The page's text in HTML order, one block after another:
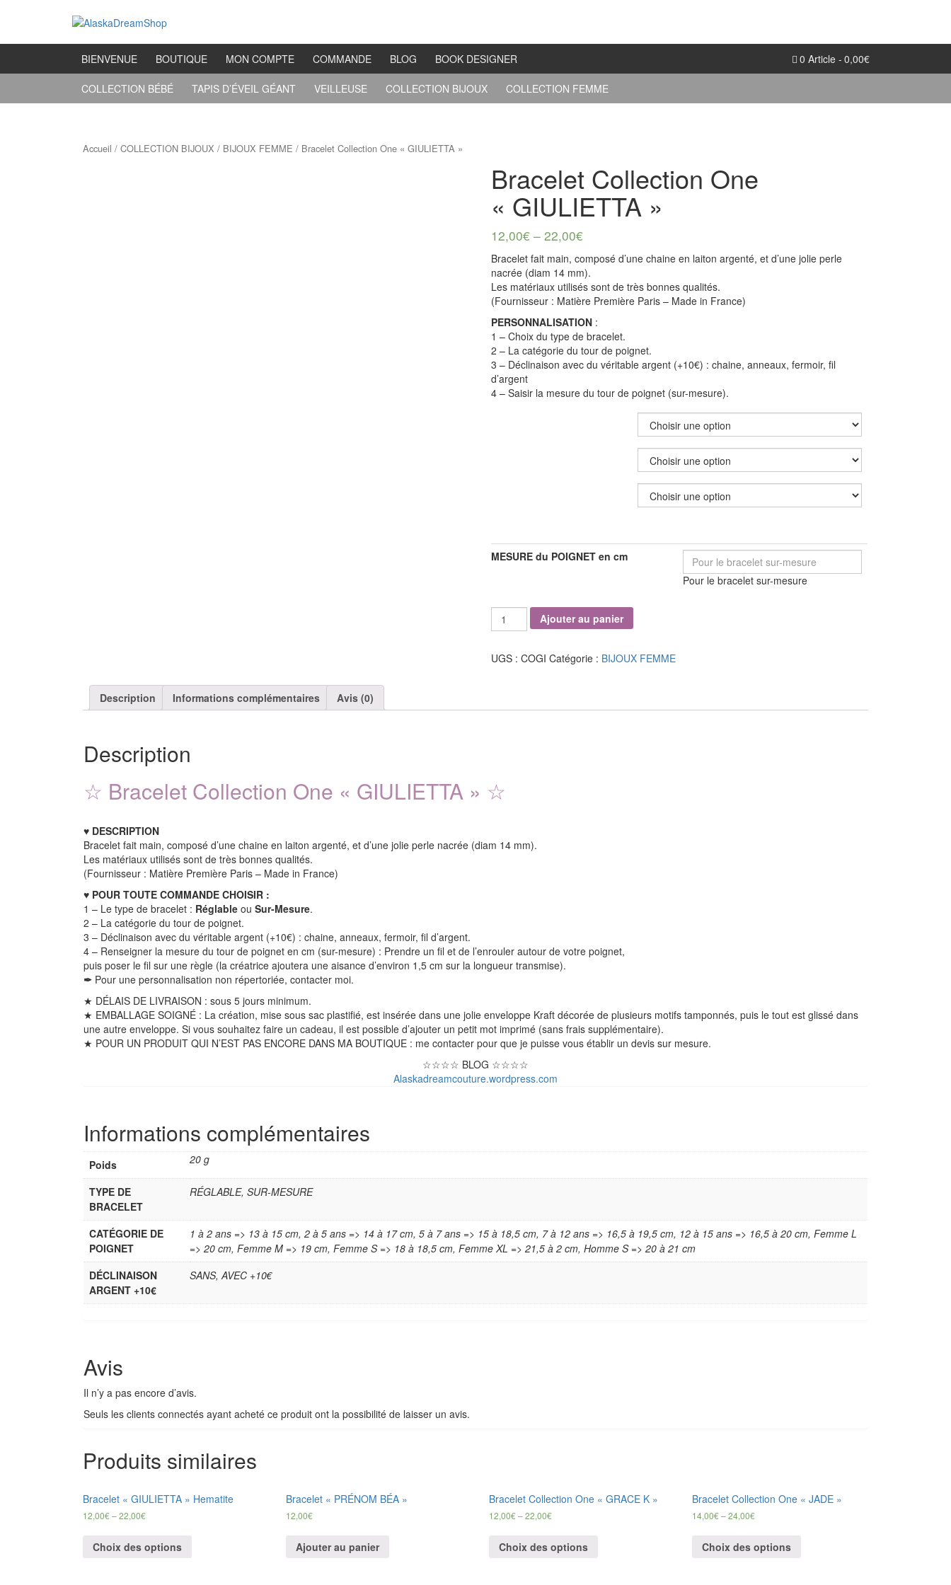
BIENVENUE BOUTIQUE MON COMPTE COMMANDE BLOG BOOK DESIGNER 0 Article 0,00€
COLLECTION BÉBÉ TAPIS D’ÉVEIL GÉANT VEILLEUSE COLLECTION BIJOUX COLLECTION FEMME
Accueil / COLLECTION BIJOUX / BIJOUX FEMME / Bracelet Collection One « GIULIETTA »
Bracelet Collection One
« GIULIETTA »
12,00€ –22,00€
Bracelet fait main, composé d’une chaine en laiton argenté, et d’une jolie perle
nacrée (diam 14 mm).
Les matériaux utilisés sont de très bonnes qualités.
(Fournisseur : Matière Première Paris – Made in France)
PERSONNALISATION :
1 – Choix du type de bracelet.
2 – La catégorie du tour de poignet.
3 – Déclinaison avec du véritable argent (+10€) : chaine, anneaux, fermoir, fil
d’argent
4 – Saisir la mesure du tour de poignet (sur-mesure).
MESURE du POIGNET en cm
Pour le bracelet sur-mesure
quantité
de
Collection
Ajouter au panier
UGS :COGI Catégorie : BIJOUX FEMME
Description Informations complémentaires Avis (0)
Description
☆ Bracelet Collection One « GIULIETTA » ☆
♥ DESCRIPTION
Bracelet fait main, composé d’une chaine en laiton argenté, et d’une jolie perle nacrée (diam 14 mm).
Les matériaux utilisés sont de très bonnes qualités.
(Fournisseur : Matière Première Paris – Made in France)
♥ POUR TOUTE COMMANDE CHOISIR :
1 – Le type de bracelet : Réglable ou Sur-Mesure.
2 – La catégorie du tour de poignet.
3 – Déclinaison avec du véritable argent (+10€) : chaine, anneaux, fermoir, fil d’argent.
4 – Renseigner la mesure du tour de poignet en cm (sur-mesure) : Prendre un fil et de l’enrouler autour de votre poignet,
puis poser le fil sur une règle (la créatrice ajoutera une aisance d’environ 1,5 cm sur la longueur transmise).
✒ Pour une personnalisation non répertoriée, contacter moi.
★ DÉLAIS DE LIVRAISON : sous 5 jours minimum.
★ EMBALLAGE SOIGNÉ : La création, mise sous sac plastifié, est insérée dans une jolie enveloppe Kraft décorée de plusieurs motifs tamponnés, puis le tout est glissé dans
une autre enveloppe. Si vous souhaitez faire un cadeau, il est possible d’ajouter un petit mot imprimé (sans frais supplémentaire).
★ POUR UN PRODUIT QUI N’EST PAS ENCORE DANS MA BOUTIQUE : me contacter pour que je puisse vous établir un devis sur mesure.
☆☆☆☆ BLOG ☆☆☆☆
Alaskadreamcouture.wordpress.com
Informations complémentaires
Poids 20 g
TYPE DE
BRACELET
RÉGLABLE, SUR-MESURE
CATÉGORIE DE
POIGNET
1 à 2 ans => 13 à 15 cm, 2 à 5 ans => 14 à 17 cm, 5 à 7 ans => 15 à 18,5 cm, 7 à 12 ans => 16,5 à 19,5 cm, 12 à 15 ans => 16,5 à 20 cm, Femme L
=> 20 cm, Femme M => 19 cm, Femme S => 18 à 18,5 cm, Femme XL => 21,5 à 2 cm, Homme S => 20 à 21 cm
DÉCLINAISON
ARGENT +10€
SANS, AVEC +10€
Avis
Il n’y a pas encore d’avis.
Seuls les clients connectés ayant acheté ce produit ont la possibilité de laisser un avis.
Produits similaires
Bracelet « GIULIETTA » Hematite
12,00€–22,00€
Choix des options
Bracelet « PRÉNOM BÉA »
12,00€
Ajouter au panier
Bracelet Collection One « GRACE K »
12,00€–22,00€
Choix des options
Bracelet Collection One « JADE »
14,00€–24,00€
Choix des options